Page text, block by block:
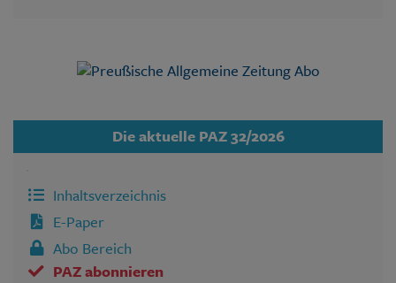
Die aktuelle PAZ 32/2026
Inhaltsverzeichnis
E-Paper
Abo Bereich
PAZ abonnieren